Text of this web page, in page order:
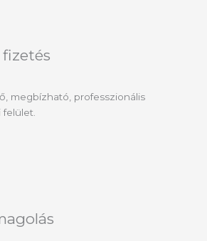
megbízható, professzionális
felület.